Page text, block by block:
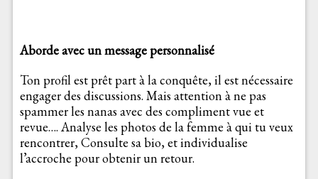
Aborde avec un message personnalisé
Ton profil est prêt part à la conquête, il est nécessaire
engager des discussions. Mais attention à ne pas
spammer les nanas avec des compliment vue et
revue…. Analyse les photos de la femme à qui tu veux
rencontrer, Consulte sa bio, et individualise
l’accroche pour obtenir un retour.